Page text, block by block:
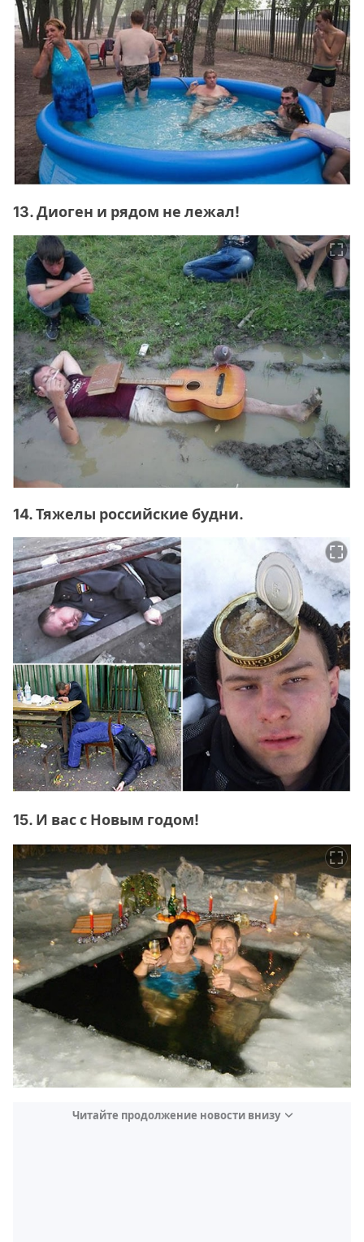
13. Диоген и рядом не лежал!
14. Тяжелы российские будни.
15. И вас с Новым годом!
Читайте продолжение новости внизу